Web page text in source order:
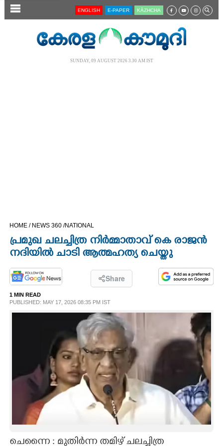
SECTIONS
INFO+
ENGLISH E-PAPER KĀZHCHA
SUNDAY, 09 AUGUST 2026 3.30 AM IST
HOME / NEWS 360 /NATIONAL
പ്രമുഖ ചലച്ചിത്ര നിർമ്മാതാവ് കെ രാജൻ
നദിയിൽ ചാടി ആത്മഹത്യ ചെയ്തു
Share
1 MIN READ
PUBLISHED: MAY 17, 2026 08:35 PM IST
ചെന്നൈ : മുതിർന്ന തമിഴ് ചലച്ചിത്ര